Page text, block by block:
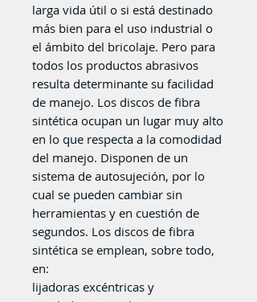
larga vida útil o si está destinado
más bien para el uso industrial o
el ámbito del bricolaje. Pero para
todos los productos abrasivos
resulta determinante su facilidad
de manejo. Los discos de fibra
sintética ocupan un lugar muy alto
en lo que respecta a la comodidad
del manejo. Disponen de un
sistema de autosujeción, por lo
cual se pueden cambiar sin
herramientas y en cuestión de
segundos. Los discos de fibra
sintética se emplean, sobre todo,
en:
lijadoras excéntricas y